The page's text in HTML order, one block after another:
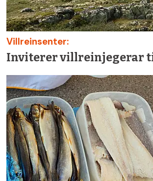
Villreinsenter:
Inviterer villreinjegerar